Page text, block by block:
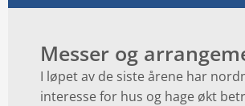
Messer og
I løpet av de siste årene har
interesse for hus og hage økt
Karriere
Godt å vite